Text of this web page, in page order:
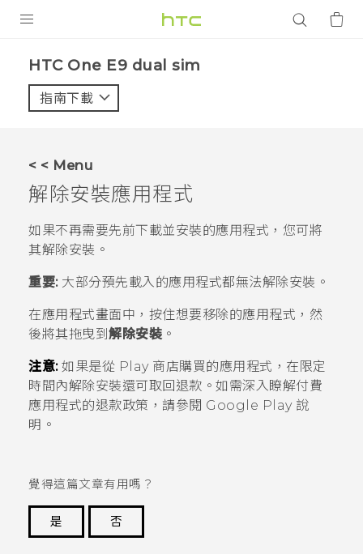
VIVE
應用程式
支援服務
登入
HTC One E9 dual sim‎
指南下載
< < Menu
解除安裝應用程式
如果不再需要先前下載並安裝的應用程式，您可將
其解除安裝。
重要:大部分預先載入的應用程式都無法解除安裝。
在應用程式畫面中，按住想要移除的應用程式，然
後將其拖曳到 解除安裝。
注意:如果是從 Play 商店購買的應用程式，在限定
時間內解除安裝還可取回退款。如需深入瞭解付費
應用程式的退款政策，請參閱 Google Play說
明。
覺得這篇文章有用嗎？
是
否